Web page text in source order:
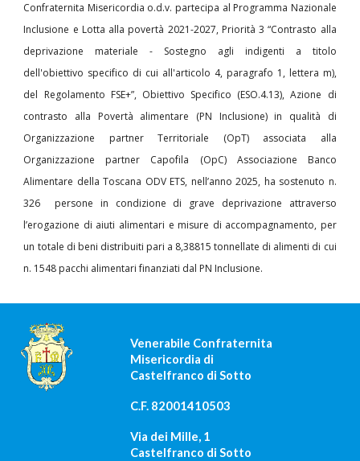
Confraternita Misericordia o.d.v. partecipa al Programma Nazionale
Inclusione e Lotta alla povertà 2021-2027, Priorità 3 “Contrasto alla
deprivazione materiale - Sostegno agli indigenti a titolo
dell'obiettivo specifico di cui all'articolo 4, paragrafo 1, lettera m),
del Regolamento FSE+”, Obiettivo Specifico (ESO.4.13), Azione di
contrasto alla Povertà alimentare (PN Inclusione) in qualità di
Organizzazione partner Territoriale (OpT) associata alla
Organizzazione partner Capofila (OpC) Associazione Banco
Alimentare della Toscana ODV ETS, nell’anno 2025, ha sostenuto n.
326 persone in condizione di grave deprivazione attraverso
l’erogazione di aiuti alimentari e misure di accompagnamento, per
un totale di beni distribuiti pari a 8,38815 tonnellate di alimenti di cui
n. 1548 pacchi alimentari finanziati dal PN Inclusione.
Venerabile Confraternita
Misericordia di
Castelfranco di Sotto
C.F. 82001410503
Via dei Mille, 1
Castelfranco di Sotto